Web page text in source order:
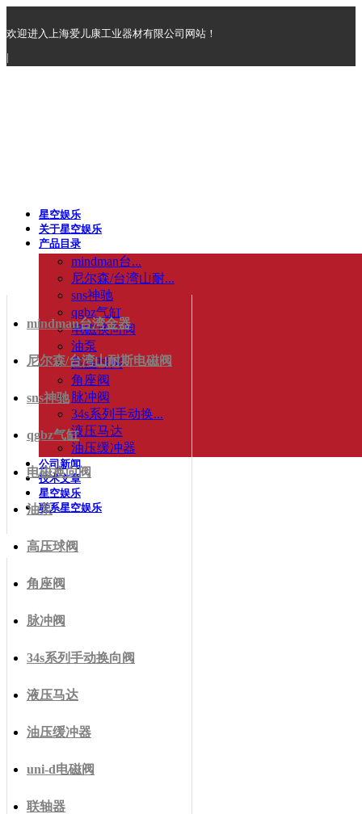
欢迎进入上海爱儿康工业器材有限公司网站！
|
星空娱乐
关于星空娱乐
产品目录
mindman台...
尼尔森/台湾山耐...
sns神驰
qgbz气缸
电磁换向阀
油泵
高压球阀
角座阀
脉冲阀
34s系列手动换...
液压马达
油压缓冲器
公司新闻
技术文章
星空娱乐
联系星空娱乐
mindman台湾金器
尼尔森/台湾山耐斯电磁阀
sns神驰
qgbz气缸
电磁换向阀
油泵
高压球阀
角座阀
脉冲阀
34s系列手动换向阀
液压马达
油压缓冲器
uni-d电磁阀
联轴器